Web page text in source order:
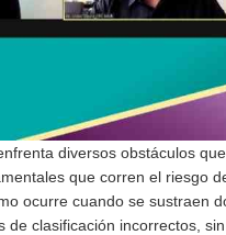
diversos obstáculos
que corren el riesgo
ocurre cuando se sustraen
clasificación incorrectos,